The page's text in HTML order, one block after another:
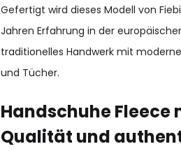
Gefertigt wird dieses Modell von
Jahren Erfahrung in der
traditionelles Handwerk mit
und Tücher.
Handschuhe
Qualität und